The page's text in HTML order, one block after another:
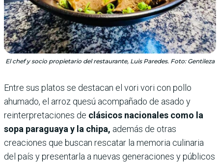
El chef y socio propietario del restaurante, Luis Paredes. Foto: Gentileza
Entre sus platos se destacan el vori vori con pollo
ahumado, el arroz quesú acompañado de asado y
reinterpretaciones de clásicos nacionales como la
sopa paraguaya y la chipa, además de otras
creaciones que buscan rescatar la memoria culinaria
del país y presentarla a nuevas generaciones y públicos